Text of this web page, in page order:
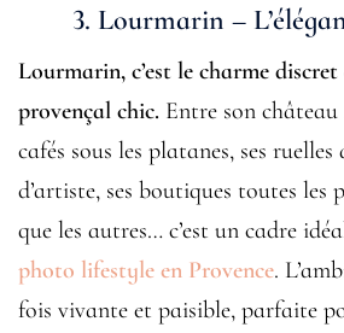
3. Lourmarin –
Lourmarin, c’est le charme
provençal chic. Entre son château
cafés sous les platanes, ses
d’artiste, ses boutiques toutes les
que les autres… c’est un cadre
photo lifestyle en Provence.
fois vivante et paisible, parfaite